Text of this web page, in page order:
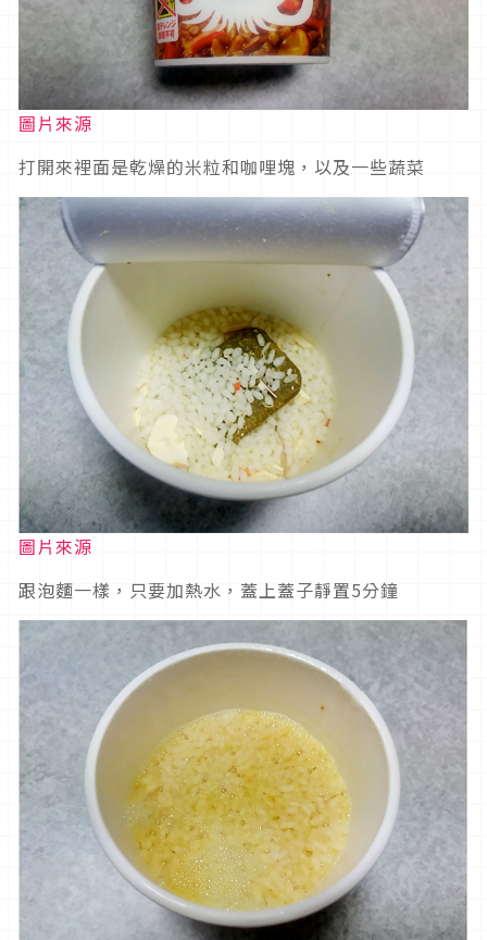
圖片來源
打開來裡面是乾燥的米粒和咖哩塊，以及一些蔬菜
圖片來源
跟泡麵一樣，只要加熱水，蓋上蓋子靜置5分鐘